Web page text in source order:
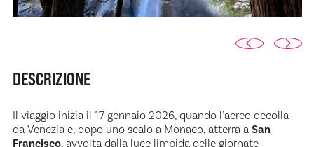
DESCRIZIONE
Il viaggio inizia il 17 gennaio 2026, quando l’aereo decolla
da Venezia e, dopo uno scalo a Monaco, atterra a San
Francisco, avvolta dalla luce limpida delle giornate